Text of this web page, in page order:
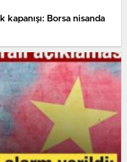
Borsa nisanda